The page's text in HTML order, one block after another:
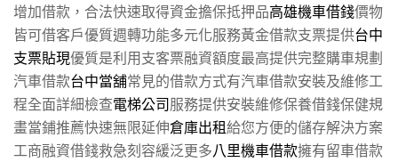
增加借款，合法快速取得資金擔保抵押品高雄機車借錢價物
皆可借客戶優質週轉功能多元化服務黃金借款支票提供台中
支票貼現優質是利用支客票融資額度最高提供完整購車規劃
汽車借款台中當舖常見的借款方式有汽車借款安裝及維修工
程全面詳細檢查電梯公司服務提供安裝維修保養借錢保健規
畫當鋪推薦快速無限延伸倉庫出租給您方便的儲存解決方案
工商融資借錢救急刻容緩泛更多八里機車借款擁有留車借款